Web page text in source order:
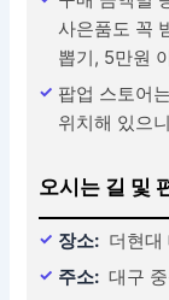
사은품도 꼭
뽑기, 5만원
팝업 스토어
위치해 있으
오시는 길 및
장소: 더현대
주소: 대구